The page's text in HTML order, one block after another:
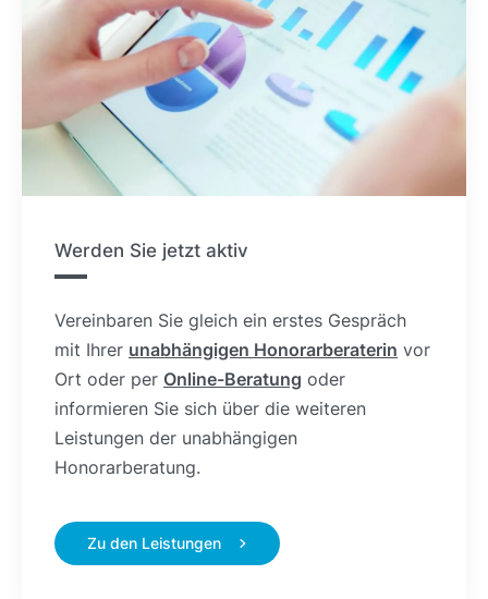
Werden Sie jetzt aktiv
Vereinbaren Sie gleich ein erstes Gespräch
mit Ihrer unabhängigen Honorarberaterin vor
Ort oder per Online-Beratung oder
informieren Sie sich über die weiteren
Leistungen der unabhängigen
Honorarberatung.
Zu den Leistungen